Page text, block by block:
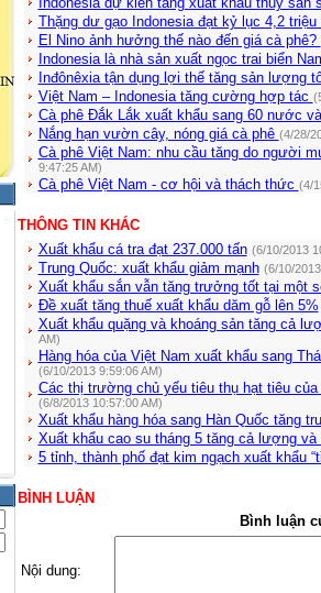
Thặng dư gạo Indonesia đạt kỷ lục 4,2
El Nino ảnh hưởng thế nào đến giá cà phê?
Indonesia là nhà sản xuất ngọc trai biển
Inđônêxia tận dụng lợi thế tăng sản lượng
Việt Nam – Indonesia tăng cường hợp tác
Cà phê Đắk Lắk xuất khẩu sang 60 nước
Nắng hạn vườn cây, nóng giá cà phê (4/28/
Cà phê Việt Nam: nhu cầu tăng do người
9:47:25 AM)
Cà phê Việt Nam - cơ hội và thách thức (4/
THÔNG TIN KHÁC
Xuất khẩu cá tra đạt 237.000 tấn (6/10/2013
Trung Quốc: xuất khẩu giảm mạnh (6/10/
Xuất khẩu sắn vẫn tăng trưởng tốt tại một
Đề xuất tăng thuế xuất khẩu dăm gỗ lên 5%
Xuất khẩu quặng và khoáng sản tăng cả
AM)
Hàng hóa của Việt Nam xuất khẩu sang
(6/10/2013 9:59:06 AM)
Các thị trường chủ yếu tiêu thụ hạt tiêu
(6/8/2013 10:57:00 AM)
Xuất khẩu hàng hóa sang Hàn Quốc tăng
Xuất khẩu cao su tháng 5 tăng cả lượng và
5 tỉnh, thành phố đạt kim ngạch xuất khẩu
BÌNH LUẬN
Bình luận
Nội dung: